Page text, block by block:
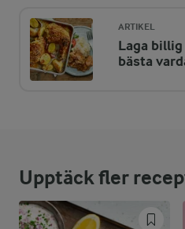
ENERGIDISTRIBUTION %
NÄRINGSVÄRDEN PER
Fett:
49,3 %
44,5 g
Kolhydrater:
27,9 %
54,8 g
ARTIKEL
Laga
bästa
Upptäck fler